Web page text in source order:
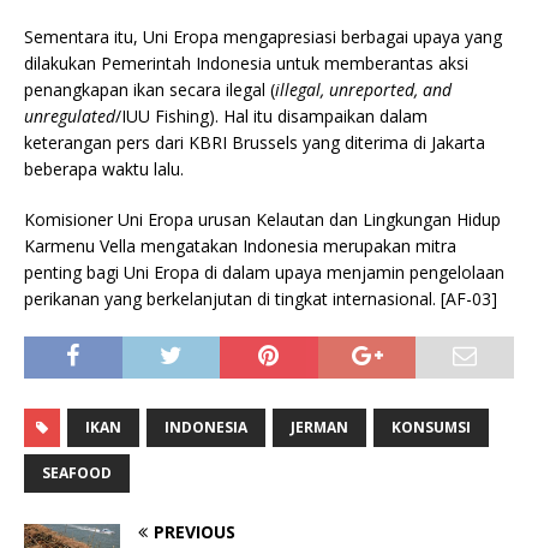
Sementara itu, Uni Eropa mengapresiasi berbagai upaya yang
dilakukan Pemerintah Indonesia untuk memberantas aksi
penangkapan ikan secara ilegal (illegal, unreported, and
unregulated/IUU Fishing). Hal itu disampaikan dalam
keterangan pers dari KBRI Brussels yang diterima di Jakarta
beberapa waktu lalu.
Komisioner Uni Eropa urusan Kelautan dan Lingkungan Hidup
Karmenu Vella mengatakan Indonesia merupakan mitra
penting bagi Uni Eropa di dalam upaya menjamin pengelolaan
perikanan yang berkelanjutan di tingkat internasional. [AF-03]
IKAN INDONESIA JERMAN KONSUMSI
SEAFOOD
PREVIOUS